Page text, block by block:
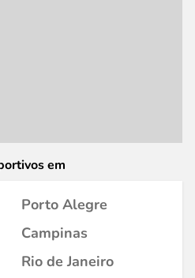
em
Porto Alegre
Campinas
Rio de Janeiro